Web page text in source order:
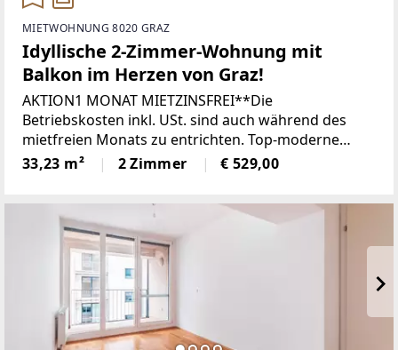
MIETWOHNUNG 8020 GRAZ
Idyllische 2-Zimmer-Wohnung mit
Balkon im Herzen von Graz!
AKTION1 MONAT MIETZINSFREI**Die
Betriebskosten inkl. USt. sind auch während des
mietfreien Monats zu entrichten. Top-moderne
Wohnungen im Herzen von Graz !Willkommen in
der Grenadiergasse 28, das urbanes Wohnen,
33,23 m² 2 Zimmer € 529,00